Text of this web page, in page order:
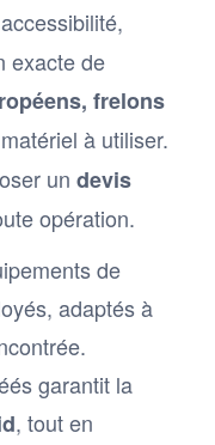
exacte de
frelons
à utiliser.
un devis
opération.
de
adaptés à
garantit la
, tout en